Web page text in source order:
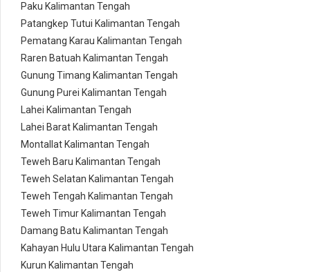
Paku Kalimantan Tengah
Patangkep Tutui Kalimantan Tengah
Pematang Karau Kalimantan Tengah
Raren Batuah Kalimantan Tengah
Gunung Timang Kalimantan Tengah
Gunung Purei Kalimantan Tengah
Lahei Kalimantan Tengah
Lahei Barat Kalimantan Tengah
Montallat Kalimantan Tengah
Teweh Baru Kalimantan Tengah
Teweh Selatan Kalimantan Tengah
Teweh Tengah Kalimantan Tengah
Teweh Timur Kalimantan Tengah
Damang Batu Kalimantan Tengah
Kahayan Hulu Utara Kalimantan Tengah
Kurun Kalimantan Tengah